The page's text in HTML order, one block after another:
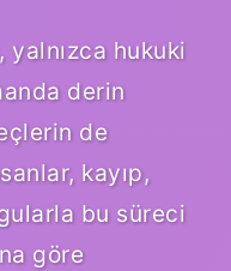
yalnızca hukuki
derin
de
kayıp,
bu süreci
göre